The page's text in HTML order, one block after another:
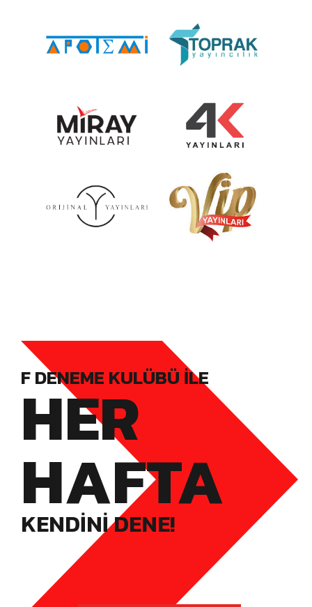
F DENEME KULÜBÜ ILE
HER
HAFTA
KENDINI DENE!